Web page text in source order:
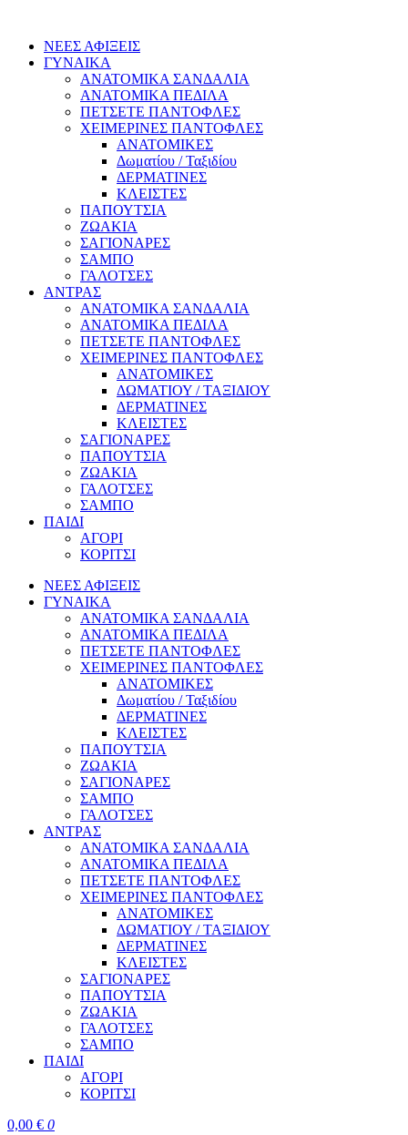
ΝΕΕΣ ΑΦΙΞΕΙΣ
ΓΥΝΑΙΚΑ
ΑΝΑΤΟΜΙΚΑ ΣΑΝΔΑΛΙΑ
ΑΝΑΤΟΜΙΚΑ ΠΕΔΙΛΑ
ΠΕΤΣΕΤΕ ΠΑΝΤΟΦΛΕΣ
ΧΕΙΜΕΡΙΝΕΣ ΠΑΝΤΟΦΛΕΣ
ΑΝΑΤΟΜΙΚΕΣ
Δωματίου / Ταξιδίου
ΔΕΡΜΑΤΙΝΕΣ
ΚΛΕΙΣΤΕΣ
ΠΑΠΟΥΤΣΙΑ
ΖΩΑΚΙΑ
ΣΑΓΙΟΝΑΡΕΣ
ΣΑΜΠΟ
ΓΑΛΟΤΣΕΣ
ΑΝΤΡΑΣ
ΑΝΑΤΟΜΙΚΑ ΣΑΝΔΑΛΙΑ
ΑΝΑΤΟΜΙΚΑ ΠΕΔΙΛΑ
ΠΕΤΣΕΤΕ ΠΑΝΤΟΦΛΕΣ
ΧΕΙΜΕΡΙΝΕΣ ΠΑΝΤΟΦΛΕΣ
ΑΝΑΤΟΜΙΚΕΣ
ΔΩΜΑΤΙΟΥ / ΤΑΞΙΔΙΟΥ
ΔΕΡΜΑΤΙΝΕΣ
ΚΛΕΙΣΤΕΣ
ΣΑΓΙΟΝΑΡΕΣ
ΠΑΠΟΥΤΣΙΑ
ΖΩΑΚΙΑ
ΓΑΛΟΤΣΕΣ
ΣΑΜΠΟ
ΠΑΙΔΙ
ΑΓΟΡΙ
ΚΟΡΙΤΣΙ
ΝΕΕΣ ΑΦΙΞΕΙΣ
ΓΥΝΑΙΚΑ
ΑΝΑΤΟΜΙΚΑ ΣΑΝΔΑΛΙΑ
ΑΝΑΤΟΜΙΚΑ ΠΕΔΙΛΑ
ΠΕΤΣΕΤΕ ΠΑΝΤΟΦΛΕΣ
ΧΕΙΜΕΡΙΝΕΣ ΠΑΝΤΟΦΛΕΣ
ΑΝΑΤΟΜΙΚΕΣ
Δωματίου / Ταξιδίου
ΔΕΡΜΑΤΙΝΕΣ
ΚΛΕΙΣΤΕΣ
ΠΑΠΟΥΤΣΙΑ
ΖΩΑΚΙΑ
ΣΑΓΙΟΝΑΡΕΣ
ΣΑΜΠΟ
ΓΑΛΟΤΣΕΣ
ΑΝΤΡΑΣ
ΑΝΑΤΟΜΙΚΑ ΣΑΝΔΑΛΙΑ
ΑΝΑΤΟΜΙΚΑ ΠΕΔΙΛΑ
ΠΕΤΣΕΤΕ ΠΑΝΤΟΦΛΕΣ
ΧΕΙΜΕΡΙΝΕΣ ΠΑΝΤΟΦΛΕΣ
ΑΝΑΤΟΜΙΚΕΣ
ΔΩΜΑΤΙΟΥ / ΤΑΞΙΔΙΟΥ
ΔΕΡΜΑΤΙΝΕΣ
ΚΛΕΙΣΤΕΣ
ΣΑΓΙΟΝΑΡΕΣ
ΠΑΠΟΥΤΣΙΑ
ΖΩΑΚΙΑ
ΓΑΛΟΤΣΕΣ
ΣΑΜΠΟ
ΠΑΙΔΙ
ΑΓΟΡΙ
ΚΟΡΙΤΣΙ
0,00 € 0